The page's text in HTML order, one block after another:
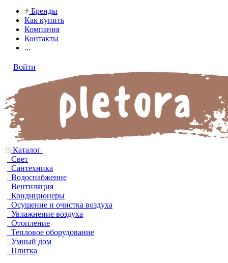
Бренды
Как купить
Компания
Контакты
...
Войти
Каталог
Свет
Сантехника
Водоснабжение
Вентиляция
Кондиционеры
Осушение и очистка воздуха
Увлажнение воздуха
Отопление
Тепловое оборудование
Умный дом
Плитка